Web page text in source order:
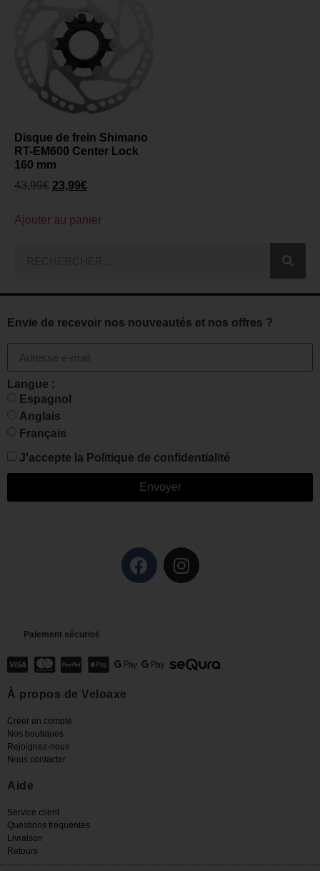
Disque de frein Shimano
RT-EM600 Center Lock
160 mm
43,99€ 23,99€
Ajouter au panier
Envie de recevoir nos nouveautés et nos offres ?
Langue :
Espagnol
Anglais
Français
J'accepte la Politique de confidentialité
Envoyer
Paiement sécurisé
À propos de Veloaxe
Créer un compte
Nos boutiques
Rejoignez-nous
Nous contacter
Aide
Service client
Questions fréquentes
Livraison
Retours